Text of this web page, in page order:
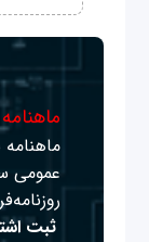
عمومی
ثبت